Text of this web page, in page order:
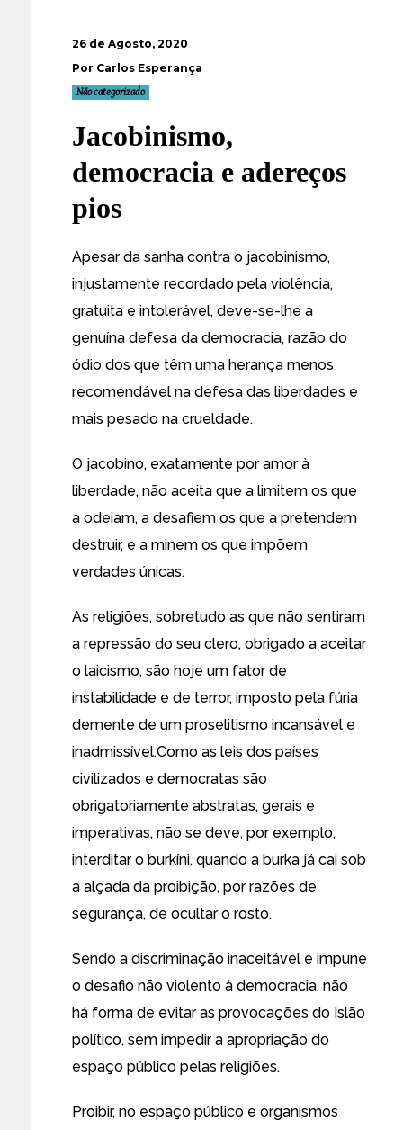
26 de Agosto, 2020
Por Carlos Esperança
Não categorizado
Jacobinismo,
democracia e adereços
pios
Apesar da sanha contra o jacobinismo,
injustamente recordado pela violência,
gratuita e intolerável, deve-se-lhe a
genuína defesa da democracia, razão do
ódio dos que têm uma herança menos
recomendável na defesa das liberdades e
mais pesado na crueldade.
O jacobino, exatamente por amor à
liberdade, não aceita que a limitem os que
a odeiam, a desafiem os que a pretendem
destruir, e a minem os que impõem
verdades únicas.
As religiões, sobretudo as que não sentiram
a repressão do seu clero, obrigado a aceitar
o laicismo, são hoje um fator de
instabilidade e de terror, imposto pela fúria
demente de um proselitismo incansável e
inadmissível.Como as leis dos países
civilizados e democratas são
obrigatoriamente abstratas, gerais e
imperativas, não se deve, por exemplo,
interditar o burkíni, quando a burka já cai sob
a alçada da proibição, por razões de
segurança, de ocultar o rosto.
Sendo a discriminação inaceitável e impune
o desafio não violento à democracia, não
há forma de evitar as provocações do Islão
político, sem impedir a apropriação do
espaço público pelas religiões.
Proibir, no espaço público e organismos